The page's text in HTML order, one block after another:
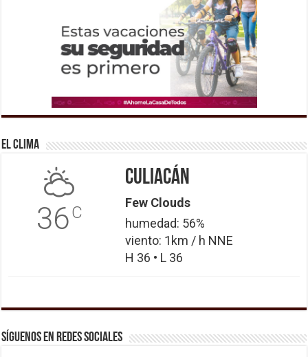
El Clima
36C
Culiacán
Few Clouds
humedad: 56%
viento: 1km / h NNE
H 36 • L 36
Síguenos en Redes Sociales